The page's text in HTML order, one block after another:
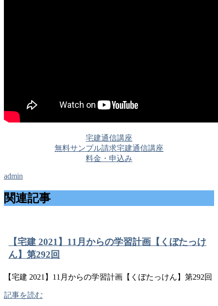
宅建通信講座
無料サンプル請求宅建通信講座
料金・申込み
admin
関連記事
【宅建 2021】11月からの学習計画【くぼたっけ
ん】第292回
【宅建 2021】11月からの学習計画【くぼたっけん】第292回
記事を読む